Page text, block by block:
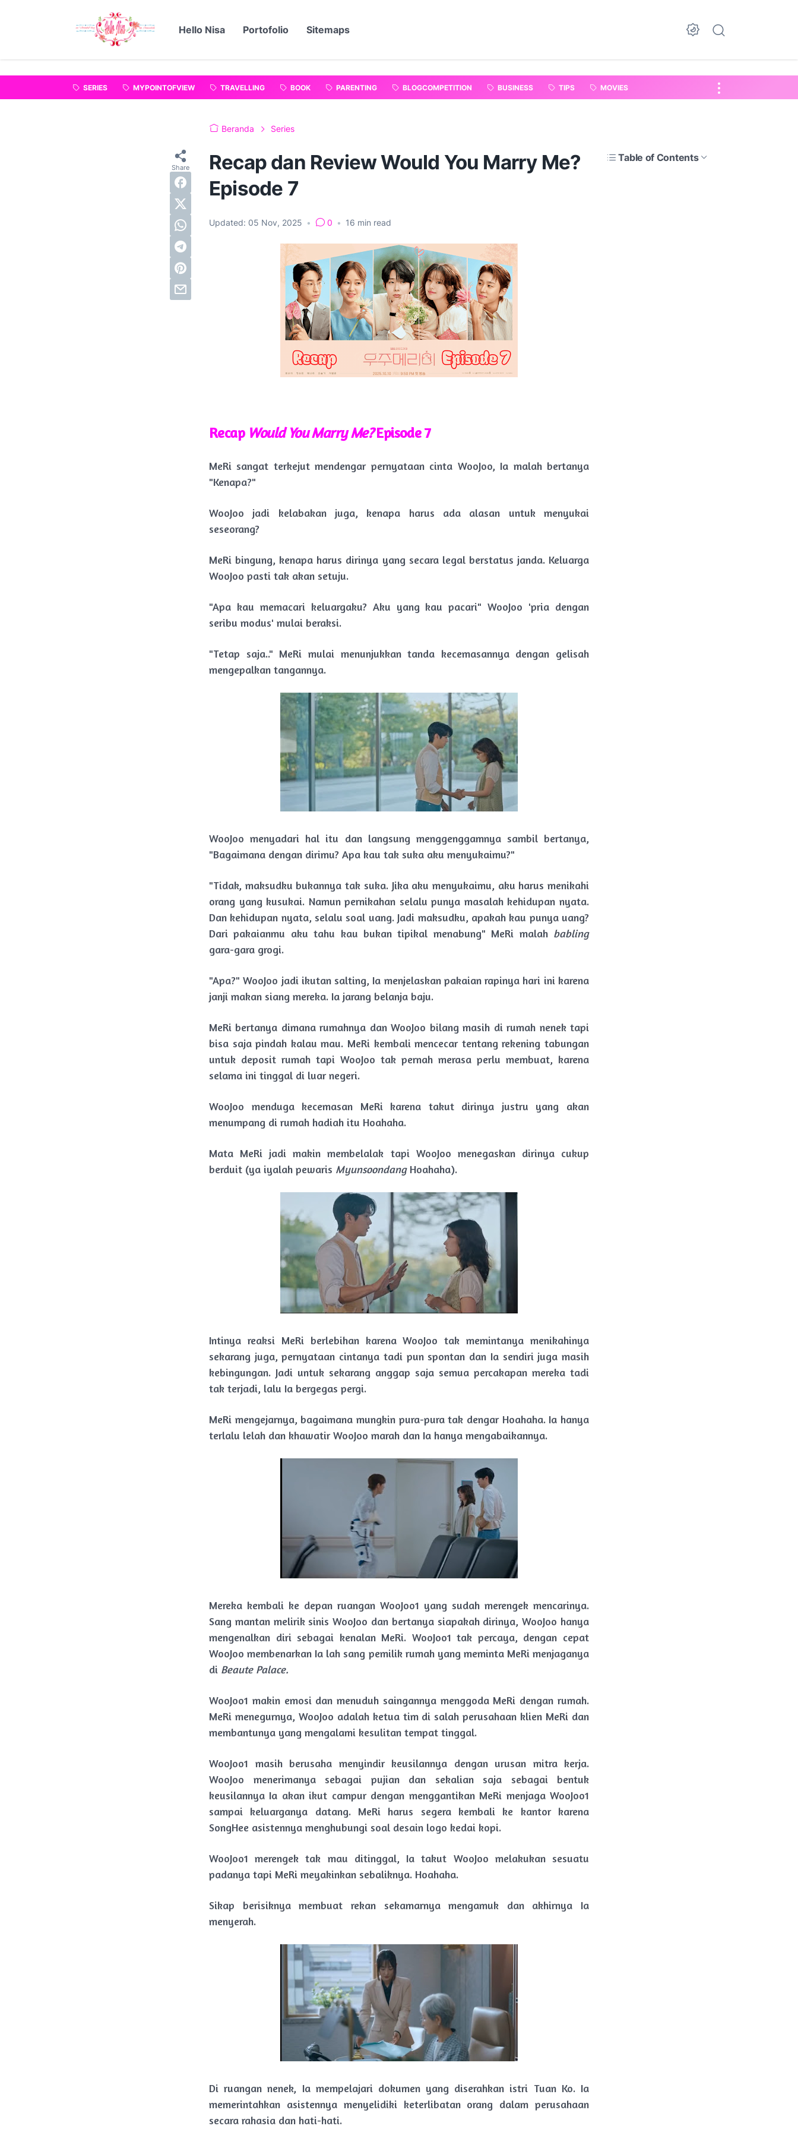
Hello Nisa Portofolio Sitemaps
SERIES MYPOINTOFVIEW TRAVELLING BOOK PARENTING BLOGCOMPETITION BUSINESS TIPS MOVIES
Beranda Series
Recap dan Review Would You Marry Me?
Episode 7
Updated: 05 Nov, 2025 • 0 • 16 min read
Table of Contents
Recap Would You Marry Me?Episode7
MeRi sangat terkejut mendengar pernyataan cinta WooJoo, Ia malah bertanya
"Kenapa?"
WooJoo jadi kelabakan juga, kenapa harus ada alasan untuk menyukai
seseorang?
MeRi bingung, kenapa harus dirinya yang secara legal berstatus janda. Keluarga
WooJoo pasti tak akan setuju.
"Apa kau memacari keluargaku? Aku yang kau pacari" WooJoo 'pria dengan
seribu modus' mulai beraksi.
"Tetap saja.." MeRi mulai menunjukkan tanda kecemasannya dengan gelisah
mengepalkan tangannya.
WooJoo menyadari hal itu dan langsung menggenggamnya sambil bertanya,
"Bagaimana dengan dirimu? Apa kau tak suka aku menyukaimu?"
"Tidak, maksudku bukannya tak suka. Jika aku menyukaimu, aku harus menikahi
orang yang kusukai. Namun pernikahan selalu punya masalah kehidupan nyata.
Dan kehidupan nyata, selalu soal uang. Jadi maksudku, apakah kau punya uang?
Dari pakaianmu aku tahu kau bukan tipikal menabung" MeRi malah babling
gara-gara grogi.
"Apa?" WooJoo jadi ikutan salting, Ia menjelaskan pakaian rapinya hari ini karena
janji makan siang mereka. Ia jarang belanja baju.
MeRi bertanya dimana rumahnya dan WooJoo bilang masih di rumah nenek tapi
bisa saja pindah kalau mau. MeRi kembali mencecar tentang rekening tabungan
untuk deposit rumah tapi WooJoo tak pernah merasa perlu membuat, karena
selama ini tinggal di luar negeri.
WooJoo menduga kecemasan MeRi karena takut dirinya justru yang akan
menumpang di rumah hadiah itu Hoahaha.
Mata MeRi jadi makin membelalak tapi WooJoo menegaskan dirinya cukup
berduit (ya iyalah pewaris Myunsoondang Hoahaha).
Intinya reaksi MeRi berlebihan karena WooJoo tak memintanya menikahinya
sekarang juga, pernyataan cintanya tadi pun spontan dan Ia sendiri juga masih
kebingungan. Jadi untuk sekarang anggap saja semua percakapan mereka tadi
tak terjadi, lalu Ia bergegas pergi.
MeRi mengejarnya, bagaimana mungkin pura-pura tak dengar Hoahaha. Ia hanya
terlalu lelah dan khawatir WooJoo marah dan Ia hanya mengabaikannya.
Mereka kembali ke depan ruangan WooJoo1 yang sudah merengek mencarinya.
Sang mantan melirik sinis WooJoo dan bertanya siapakah dirinya, WooJoo hanya
mengenalkan diri sebagai kenalan MeRi. WooJoo1 tak percaya, dengan cepat
WooJoo membenarkan Ia lah sang pemilik rumah yang meminta MeRi menjaganya
di Beaute Palace.
WooJoo1 makin emosi dan menuduh saingannya menggoda MeRi dengan rumah.
MeRi menegurnya, WooJoo adalah ketua tim di salah perusahaan klien MeRi dan
membantunya yang mengalami kesulitan tempat tinggal.
WooJoo1 masih berusaha menyindir keusilannya dengan urusan mitra kerja.
WooJoo menerimanya sebagai pujian dan sekalian saja sebagai bentuk
keusilannya Ia akan ikut campur dengan menggantikan MeRi menjaga WooJoo1
sampai keluarganya datang. MeRi harus segera kembali ke kantor karena
SongHee asistennya menghubungi soal desain logo kedai kopi.
WooJoo1 merengek tak mau ditinggal, Ia takut WooJoo melakukan sesuatu
padanya tapi MeRi meyakinkan sebaliknya. Hoahaha.
Sikap berisiknya membuat rekan sekamarnya mengamuk dan akhirnya Ia
menyerah.
Di ruangan nenek, Ia mempelajari dokumen yang diserahkan istri Tuan Ko. Ia
memerintahkan asistennya menyelidiki keterlibatan orang dalam perusahaan
secara rahasia dan hati-hati.